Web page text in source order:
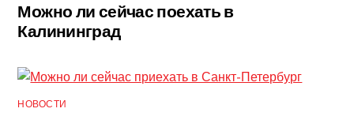
Можно ли сейчас поехать в
Калининград
НОВОСТИ